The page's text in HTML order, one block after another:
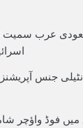
فوڈ واؤچر